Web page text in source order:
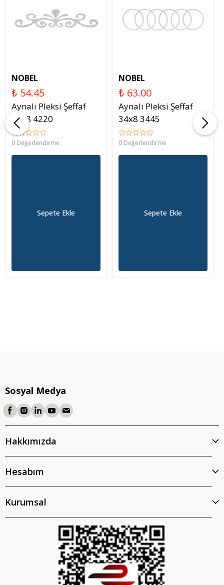
NOBEL
₺ 54.45
Aynalı Pleksi Şeffaf
34x8 4220
0 Değerlendirme
Sepete Ekle
NOBEL
₺ 63.00
Aynalı Pleksi Şeffaf
34x8 3445
0 Değerlendirme
Sepete Ekle
Sosyal Medya
Hakkımızda
Hesabım
Kurumsal